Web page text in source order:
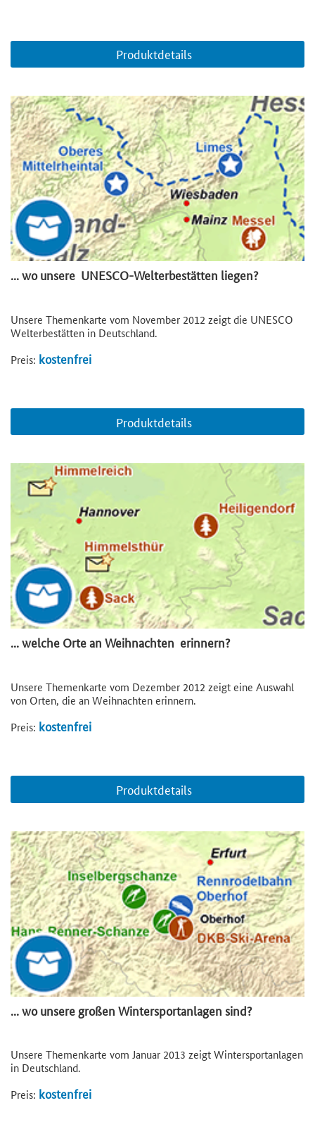
Produktdetails
... wo unsere UNESCO-Welterbestätten liegen?
Unsere Themenkarte vom November 2012 zeigt die UNESCO
Welterbestätten in Deutschland.
Preis: kostenfrei
Produktdetails
... welche Orte an Weihnachten erinnern?
Unsere Themenkarte vom Dezember 2012 zeigt eine Auswahl
von Orten, die an Weihnachten erinnern.
Preis: kostenfrei
Produktdetails
... wo unsere großen Wintersportanlagen sind?
Unsere Themenkarte vom Januar 2013 zeigt Wintersportanlagen
in Deutschland.
Preis: kostenfrei